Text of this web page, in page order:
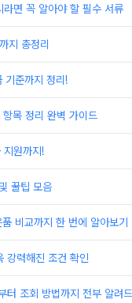
면 꼭 알아야 할 필수 서류
지 총정리
기준까지 정리!
목 정리 완벽 가이드
원까지!
꿀팁 모음
비교까지 한 번에 알아보기
강력해진 조건 확인
조회 방법까지 전부 알려